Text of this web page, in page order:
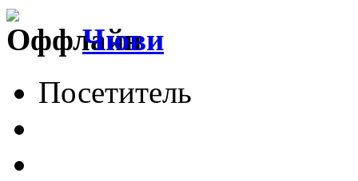
Чюви
Посетитель